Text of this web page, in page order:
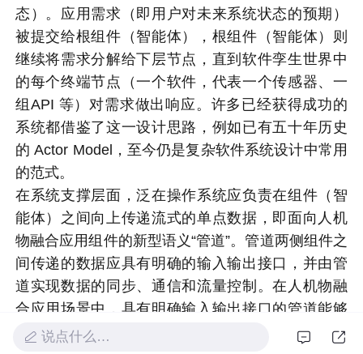
态）。应用需求（即用户对未来系统状态的预期）
被提交给根组件（智能体），根组件（智能体）则
继续将需求分解给下层节点，直到软件孪生世界中
的每个终端节点（一个软件，代表一个传感器、一
组API 等）对需求做出响应。许多已经获得成功的
系统都借鉴了这一设计思路，例如已有五十年历史
的 Actor Model，至今仍是复杂软件系统设计中常用
的范式。
在系统支撑层面，泛在操作系统应负责在组件（智
能体）之间向上传递流式的单点数据，即面向人机
物融合应用组件的新型语义“管道”。管道两侧组件之
间传递的数据应具有明确的输入输出接口，并由管
道实现数据的同步、通信和流量控制。在人机物融
合应用场景中，具有明确输入输出接口的管道能够
实现分布式、冗余、不可靠的单点数据的归集和向
说点什么…